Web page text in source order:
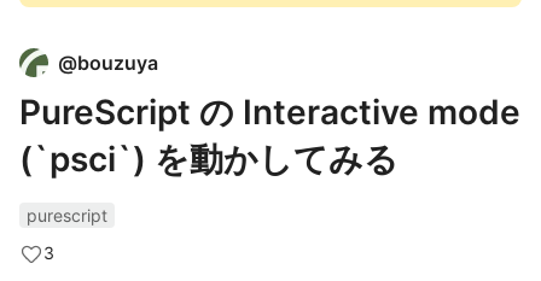
@bouzuya
PureScript の Interactive mode
(`psci`) を動かしてみる
purescript
3